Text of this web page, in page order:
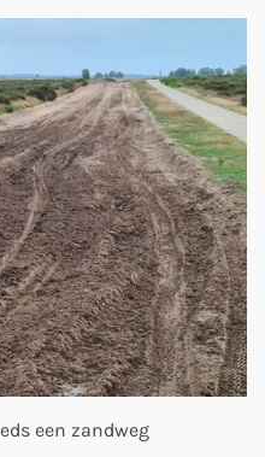
een zandweg